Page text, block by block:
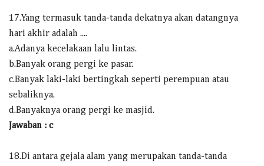
17.Yang termasuk tanda-tanda dekatnya akan datangnya
hari akhir adalah ....
a.Adanya kecelakaan lalu lintas.
b.Banyak orang pergi ke pasar.
c.Banyak laki-laki bertingkah seperti perempuan atau
sebaliknya.
d.Banyaknya orang pergi ke masjid.
Jawaban : c
18.Di antara gejala alam yang merupakan tanda-tanda